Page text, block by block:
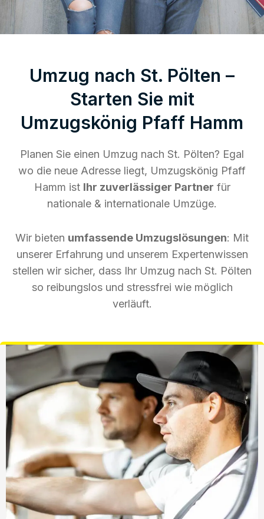
Umzug nach St. Pölten –
Starten Sie mit
Umzugskönig Pfaff Hamm
Planen Sie einen Umzug nach St. Pölten? Egal
wo die neue Adresse liegt, Umzugskönig Pfaff
Hamm ist Ihr zuverlässiger Partner für
nationale & internationale Umzüge.
Wir bieten umfassende Umzugslösungen: Mit
unserer Erfahrung und unserem Expertenwissen
stellen wir sicher, dass Ihr Umzug nach St. Pölten
so reibungslos und stressfrei wie möglich
verläuft.